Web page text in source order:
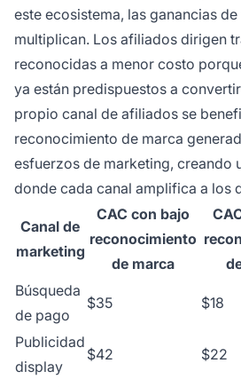
este ecosistema, las ganancias
multiplican. Los afiliados dirigen
reconocidas a menor costo
ya están predispuestos a
propio canal de afiliados se
reconocimiento de marca
esfuerzos de marketing, creando
donde cada canal amplifica a los
Canal de
marketing
CAC con bajo
reconocimiento
de marca
Búsqueda
de pago
$35 $18
Publicidad
display
$42 $22